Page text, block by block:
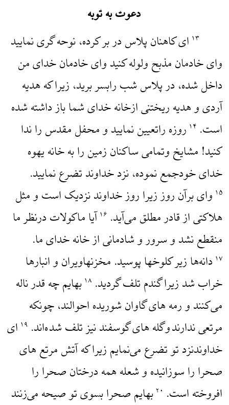
دعوت به توبه
۱۳ ‌ای کاهنان پلاس در بر کرده، نوحه گری نمایید
و‌ای خادمان مذبح ولوله کنید و‌ای خادمان خدای من
داخل شده، در پلاس شب رابسر برید، زیرا که هدیه
آردی و هدیه ریختنی ازخانه خدای شما باز داشته شده
است. ۱۴ روزه راتعیین نمایید و محفل مقدس را ندا
کنید! مشایخ وتمامی ساکنان زمین را به خانه یهوه
خدای خودجمع نموده، نزد خداوند تضرع نمایید.
۱۵ وای برآن روز زیرا روز خداوند نزدیک است و مثل
هلاکتی از قادر مطلق می‌آید. ۱۶آیا ماکولات درنظر ما
منقطع نشد و سرور و شادمانی از خانه خدای ما.
۱۷ دانه‌ها زیر کلوخها پوسید. مخزنهاویران و انبارها
خراب شد زیرا گندم تلف گردید. ۱۸ بهایم چه قدر ناله
می‌کنند و رمه های گاوان شوریده احوالند، چونکه
مرتعی ندارند وگله های گوسفند نیز تلف شده‌اند. ۱۹ ‌ای
خداوندنزد تو تضرع می‌نمایم زیرا که آتش مرتع های
صحرا را سوزانیده و شعله همه درختان صحرا را
افروخته است. ۲۰بهایم صحرا بسوی تو صیحه می‌زنند